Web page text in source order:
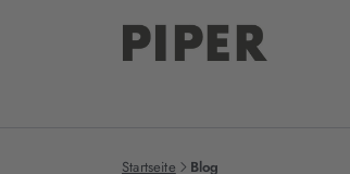
Startseite Blog